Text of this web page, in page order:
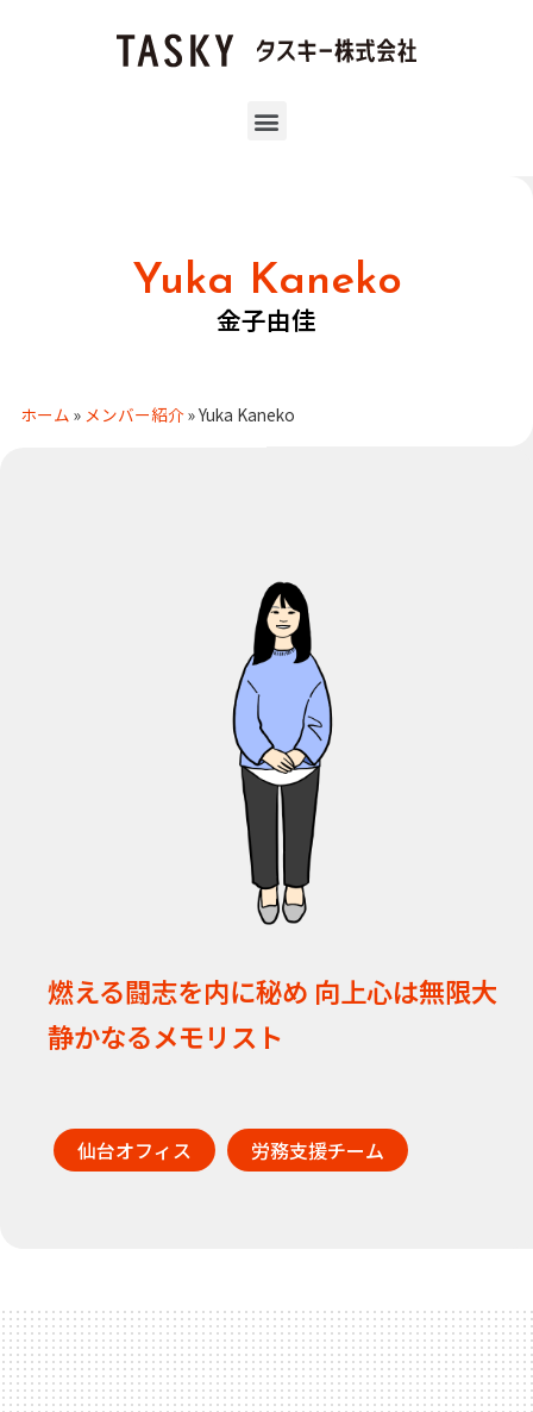
Yuka Kaneko
金子由佳
ホーム » メンバー紹介»Yuka Kaneko
燃える闘志を内に秘め 向上心は無限大
静かなるメモリスト
仙台オフィス 労務支援チーム